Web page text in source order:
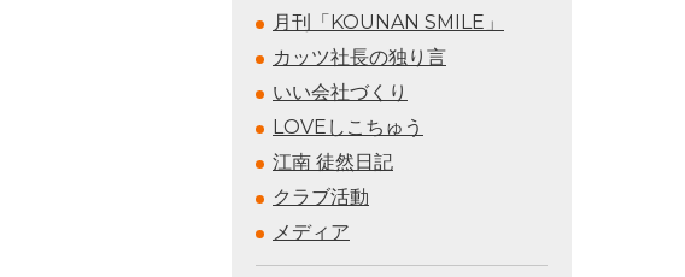
月刊「KOUNAN SMILE」
カッツ社長の独り言
いい会社づくり
LOVEしこちゅう
江南 徒然日記
クラブ活動
メディア